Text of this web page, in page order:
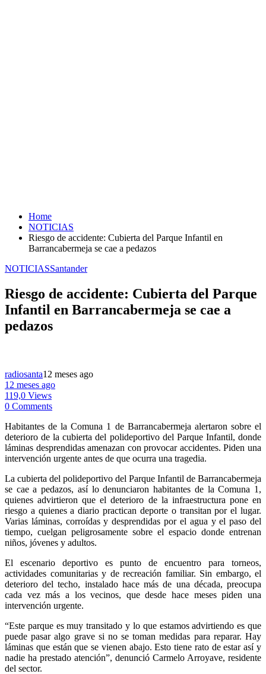
Home
NOTICIAS
Riesgo de accidente: Cubierta del Parque Infantil en
Barrancabermeja se cae a pedazos
NOTICIASSantander
Riesgo de accidente: Cubierta del Parque
Infantil en Barrancabermeja se cae a
pedazos
radiosanta12 meses ago
12 meses ago
119,0 Views
0 Comments
Habitantes de la Comuna 1 de Barrancabermeja alertaron sobre el
deterioro de la cubierta del polideportivo del Parque Infantil, donde
láminas desprendidas amenazan con provocar accidentes. Piden una
intervención urgente antes de que ocurra una tragedia.
La cubierta del polideportivo del Parque Infantil de Barrancabermeja
se cae a pedazos, así lo denunciaron habitantes de la Comuna 1,
quienes advirtieron que el deterioro de la infraestructura pone en
riesgo a quienes a diario practican deporte o transitan por el lugar.
Varias láminas, corroídas y desprendidas por el agua y el paso del
tiempo, cuelgan peligrosamente sobre el espacio donde entrenan
niños, jóvenes y adultos.
El escenario deportivo es punto de encuentro para torneos,
actividades comunitarias y de recreación familiar. Sin embargo, el
deterioro del techo, instalado hace más de una década, preocupa
cada vez más a los vecinos, que desde hace meses piden una
intervención urgente.
“Este parque es muy transitado y lo que estamos advirtiendo es que
puede pasar algo grave si no se toman medidas para reparar. Hay
láminas que están que se vienen abajo. Esto tiene rato de estar así y
nadie ha prestado atención”, denunció Carmelo Arroyave, residente
del sector.